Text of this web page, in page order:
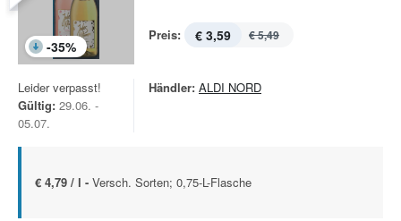
-35%
Preis: € 3,59 € 5,49
Leider verpasst!
Gültig: 29.06. -
05.07.
Händler: ALDI NORD
€ 4,79 / l - Versch. Sorten; 0,75-L-Flasche